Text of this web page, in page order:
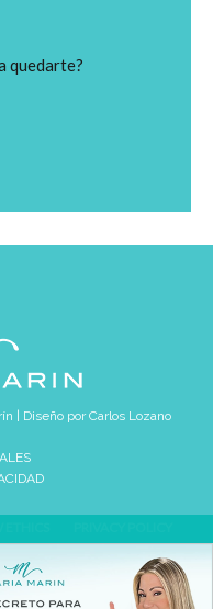
quedarte?
| Diseño porCarlos Lozano